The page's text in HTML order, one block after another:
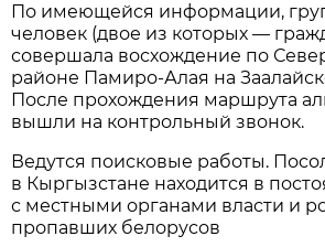
По имеющейся информации,
человек (двое из которых —
совершала восхождение по
районе Памиро-Алая на
После прохождения маршрута
вышли на контрольный звонок.
Ведутся поисковые работы.
в Кыргызстане находится в
с местными органами власти и
пропавших белорусов